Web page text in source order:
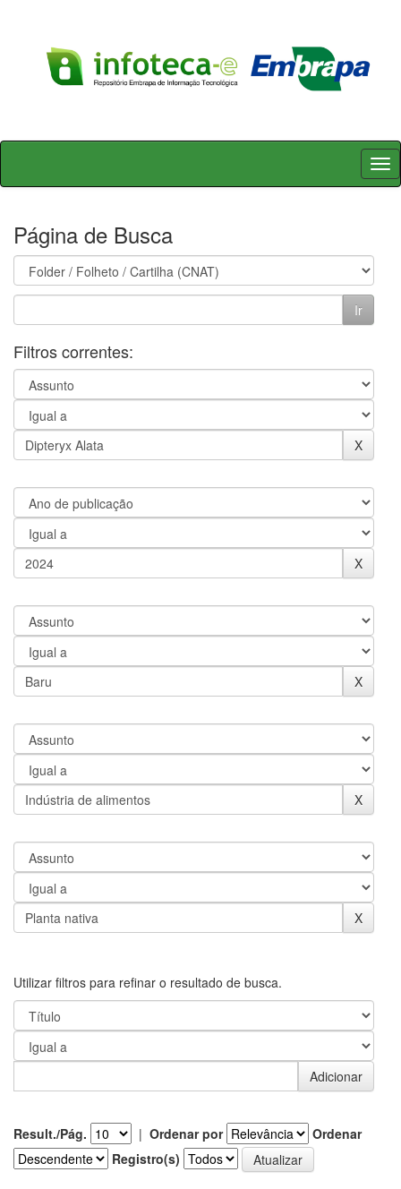
Skip
Página de Busca
Filtros correntes:
Utilizar filtros para refinar o resultado de busca.
Result./Pág. | Ordenar por
Ordenar
Registro(s)